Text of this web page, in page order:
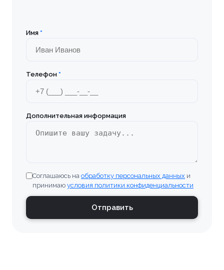
Имя *
Телефон *
Дополнительная информация
Соглашаюсь на обработку персональных данных и
принимаю условия политики конфиденциальности
Отправить